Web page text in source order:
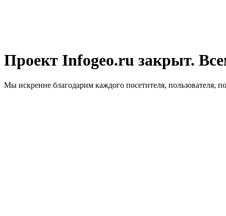
Проект Infogeo.ru закрыт.
Мы искренне благодарим каждого посетителя, пользователя,